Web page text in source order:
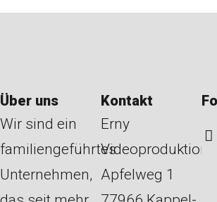
Über uns
Wir sind ein
familiengeführtes
Unternehmen,
Kontakt
Erny
Videoproduktion
Apfelweg 1